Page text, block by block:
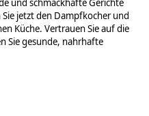
und schmackhafte Gerichte
jetzt den Dampfkocher und
Küche. Vertrauen Sie auf die
Sie gesunde, nahrhafte